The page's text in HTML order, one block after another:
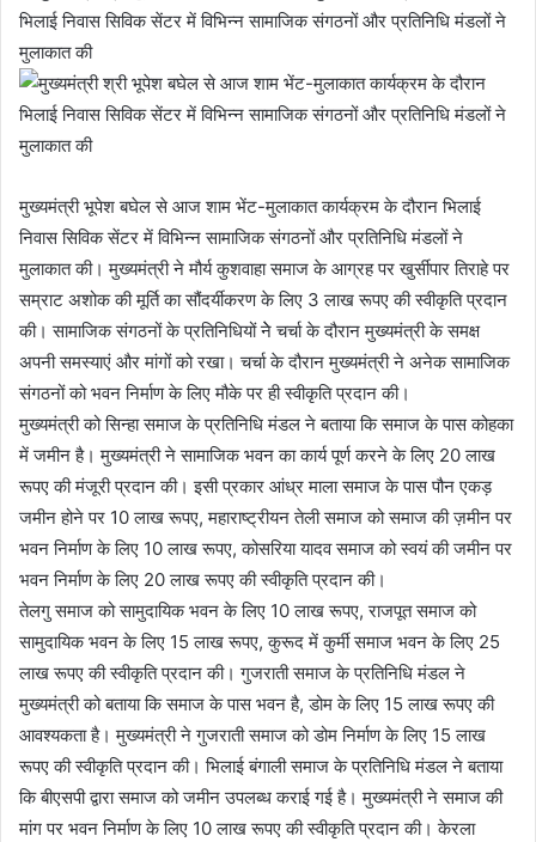
मुख्यमंत्री भूपेश बघेल से आज शाम भेंट-मुलाकात कार्यक्रम के दौरान भिलाई
निवास सिविक सेंटर में विभिन्न सामाजिक संगठनों और प्रतिनिधि मंडलों ने
मुलाकात की। मुख्यमंत्री ने मौर्य कुशवाहा समाज के आग्रह पर खुर्सीपार तिराहे पर
सम्राट अशोक की मूर्ति का सौंदर्यीकरण के लिए 3 लाख रूपए की स्वीकृति प्रदान
की। सामाजिक संगठनों के प्रतिनिधियों नेे चर्चा के दौरान मुख्यमंत्री के समक्ष
अपनी समस्याएं और मांगों को रखा। चर्चा के दौरान मुख्यमंत्री ने अनेक सामाजिक
संगठनों को भवन निर्माण के लिए मौके पर ही स्वीकृति प्रदान की।
मुख्यमंत्री को सिन्हा समाज के प्रतिनिधि मंडल ने बताया कि समाज के पास कोहका
में जमीन है। मुख्यमंत्री ने सामाजिक भवन का कार्य पूर्ण करने के लिए 20 लाख
रूपए की मंजूरी प्रदान की। इसी प्रकार आंध्र माला समाज के पास पौन एकड़
जमीन होने पर 10 लाख रूपए, महाराष्ट्रीयन तेली समाज को समाज की ज़मीन पर
भवन निर्माण के लिए 10 लाख रूपए, कोसरिया यादव समाज को स्वयं की जमीन पर
भवन निर्माण के लिए 20 लाख रूपए की स्वीकृति प्रदान की।
तेलगु समाज को सामुदायिक भवन के लिए 10 लाख रूपए, राजपूत समाज को
सामुदायिक भवन के लिए 15 लाख रूपए, कुरूद में कुर्मी समाज भवन के लिए 25
लाख रूपए की स्वीकृति प्रदान की। गुजराती समाज के प्रतिनिधि मंडल ने
मुख्यमंत्री को बताया कि समाज के पास भवन है, डोम के लिए 15 लाख रूपए की
आवश्यकता है। मुख्यमंत्री ने गुजराती समाज को डोम निर्माण के लिए 15 लाख
रूपए की स्वीकृति प्रदान की। भिलाई बंगाली समाज के प्रतिनिधि मंडल ने बताया
कि बीएसपी द्वारा समाज को जमीन उपलब्ध कराई गई है। मुख्यमंत्री ने समाज की
मांग पर भवन निर्माण के लिए 10 लाख रूपए की स्वीकृति प्रदान की। केरला